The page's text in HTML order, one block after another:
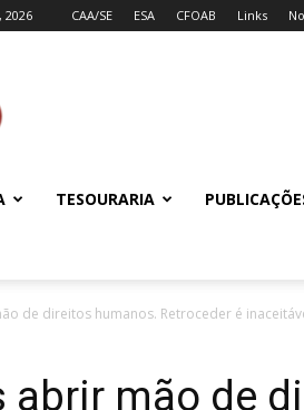
2026 CAA/SE ESA CFOAB Links
TESOURARIA
de direitos humanos. Retroceder é
abrir mão de